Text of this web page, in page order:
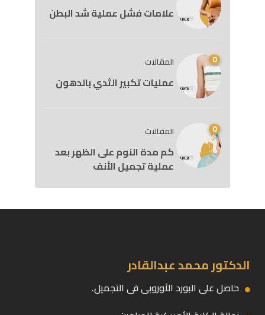
علامات فشل عملية شد البطن
0 المقالات
عمليات تكبير الثدي بالدهون
0 المقالات
كم مدة النوم على الظهر بعد
عملية تجميل الأنف
الدكتور محمد عبدالقادر
حاصل على البورد الأوروبى فى التجميل.